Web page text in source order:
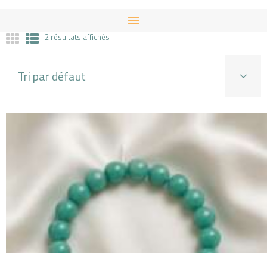
2 résultats affichés